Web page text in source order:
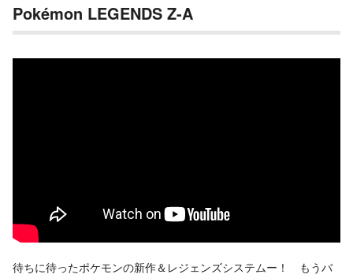
Pokémon LEGENDS Z-A
待ちに待ったポケモンの新作＆レジェンズシステムー！ もうバ